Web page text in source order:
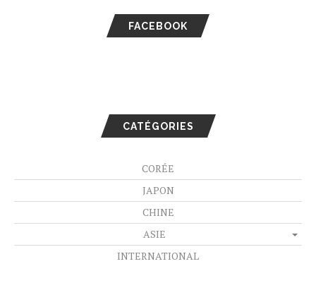
FACEBOOK
CATÉGORIES
CORÉE
JAPON
CHINE
ASIE
INTERNATIONAL